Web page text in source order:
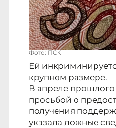
Фото: ПСК
Ей
крупном размере.
В апреле
просьбой о
получения
указала ложные